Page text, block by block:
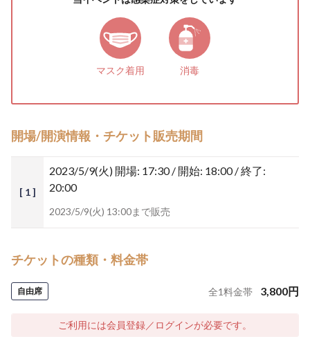
マスク着用 消毒
開場/開演情報・チケット販売期間
[ 1 ]
2023/5/9(火) 開場: 17:30 / 開始: 18:00 / 終了:
20:00
2023/5/9(火) 13:00まで販売
チケットの種類・料金帯
自由席 全1料金帯 3,800円
ご利用には会員登録／ログインが必要です。